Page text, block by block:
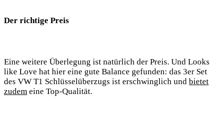
Der richtige Preis
Eine ‌weitere Überlegung ‌ist natürlich ⁣der ‌Preis. Und​ Looks
like Love hat hier eine gute Balance gefunden: ⁤das 3er Set
des VW‍ T1‌ Schlüsselüberzugs ist erschwinglich und bietet
zudem ⁢eine Top-Qualität. ​